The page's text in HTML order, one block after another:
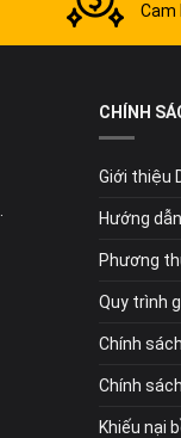
150mm
3.
Dụng Cụ
thức,
Liên hệ
CHÍNH
Giới thiệu
Hướng
Phương
Quy trình
Chính
Chính
Khiếu nại